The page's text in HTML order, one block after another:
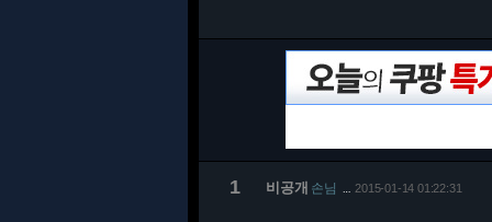
1 비공개 손님 2015-01-14 01:22:31